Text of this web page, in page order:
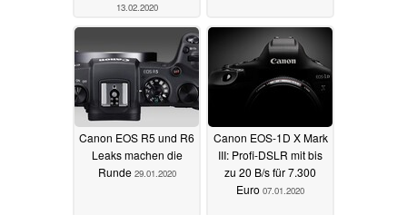
13.02.2020
Canon EOS R5 und R6
Leaks machen die
Runde 29.01.2020
Canon EOS-1D X Mark
III: Profi-DSLR mit bis
zu 20 B/s für 7.300
Euro 07.01.2020